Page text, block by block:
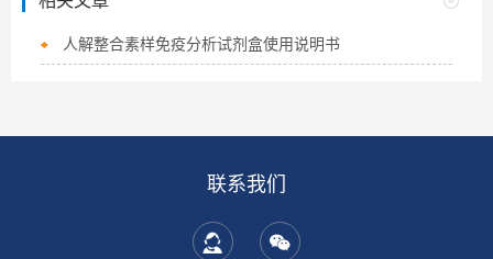
人解整合素样免疫分析试剂盒使用说明书
联系我们